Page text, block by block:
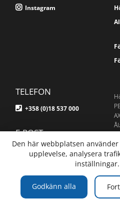
Instagram
TELEFON
+358 (0)18 537 000
E-POST
info@ha.ax
Den här webbplatsen
upplevelse, analysera
inställningar.
Godkänn alla